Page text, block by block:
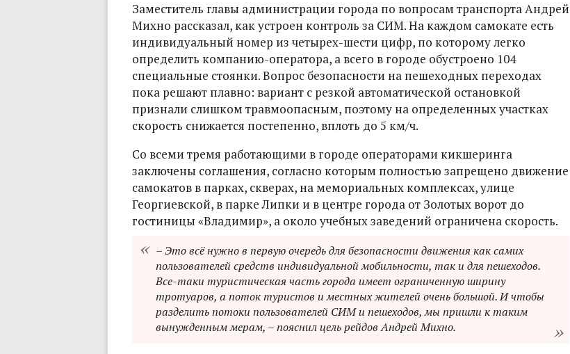
Заместитель главы администрации города по вопросам транспорта Андрей
Михно рассказал, как устроен контроль за СИМ. На каждом самокате есть
индивидуальный номер из четырех-шести цифр, по которому легко
определить компанию-оператора, а всего в городе обустроено 104
специальные стоянки. Вопрос безопасности на пешеходных переходах
пока решают плавно: вариант с резкой автоматической остановкой
признали слишком травмоопасным, поэтому на определенных участках
скорость снижается постепенно, вплоть до 5 км/ч.
Со всеми тремя работающими в городе операторами кикшеринга
заключены соглашения, согласно которым полностью запрещено движение
самокатов в парках, скверах, на мемориальных комплексах, улице
Георгиевской, в парке Липки и в центре города от Золотых ворот до
гостиницы «Владимир», а около учебных заведений ограничена скорость.
– Это всё нужно в первую очередь для безопасности движения как самих
пользователей средств индивидуальной мобильности, так и для пешеходов.
Все-таки туристическая часть города имеет ограниченную ширину
тротуаров, а поток туристов и местных жителей очень большой. И чтобы
разделить потоки пользователей СИМ и пешеходов, мы пришли к таким
вынужденным мерам, – пояснил цель рейдов Андрей Михно.